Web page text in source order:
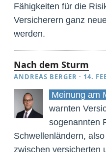
Fähigkeiten für die
Versicherern ganz
werden.
Nach dem Sturm
ANDREAS BERGER · 14.
Meinung am
warnten
sogenannten
Schwellenländern,
zwischen versicherten